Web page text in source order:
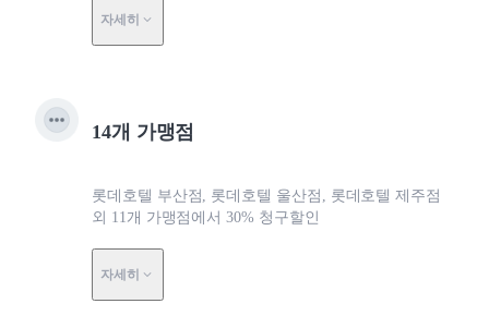
자세히
14개 가맹점
롯데호텔 부산점, 롯데호텔 울산점, 롯데호텔 제주점
외 11개 가맹점에서 30% 청구할인
자세히